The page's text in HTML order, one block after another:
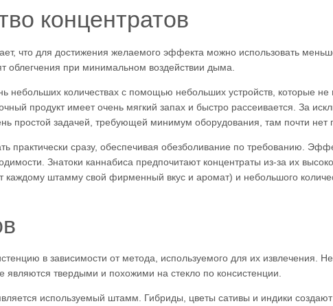
концентратов
что для достижения желаемого эффекта можно использовать
облегчения при минимальном воздействии дыма.
небольших количествах с помощью небольших устройств, которые
продукт имеет очень мягкий запах и быстро рассеивается. За
простой задачей, требующей минимум оборудования, там почти нет
практически сразу, обеспечивая обезболивание по требованию.
Знатоки каннабиса предпочитают концентраты из-за их
каждому штамму свой фирменный вкус и аромат) и небольшого
в зависимости от метода, используемого для их извлечения.
являются твердыми и похожими на стекло по консистенции.
используемый штамм. Гибриды, цветы сативы и индики